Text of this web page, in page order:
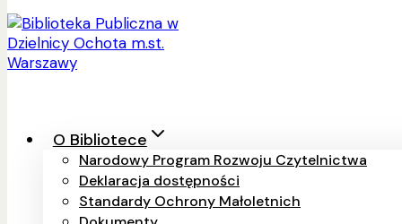
treści
O Bibliotece
Narodowy Program Rozwoju Czytelnictwa
Deklaracja dostępności
Standardy Ochrony Małoletnich